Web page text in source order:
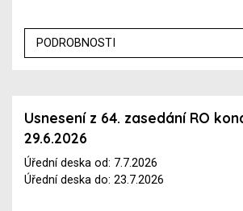
PODROBNOSTI
Usnesení z 64. zasedání RO
29.6.2026
Úřední deska od: 7.7.2026
Úřední deska do: 23.7.2026